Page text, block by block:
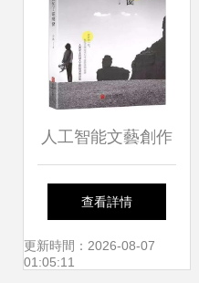
人工智能文藝創作
的“限高架” 非生命
性的擬幻象與文藝
查看詳情
更新時間：2026-08-07
01:05:11